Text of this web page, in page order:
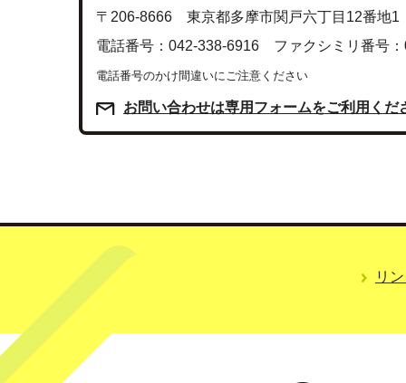
〒206-8666 東京都多摩市関戸六丁目12番地1
電話番号：042-338-6916 ファクシミリ番号
電話番号のかけ間違いにご注意ください
お問い合わせは専用フォームをご利用くだ
リ